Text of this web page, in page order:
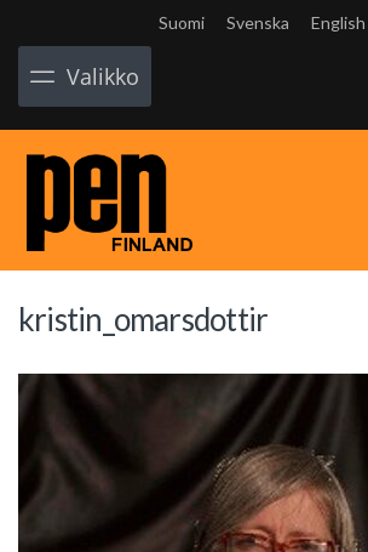
Suomi Svenska English
Valikko
kristin_omarsdottir